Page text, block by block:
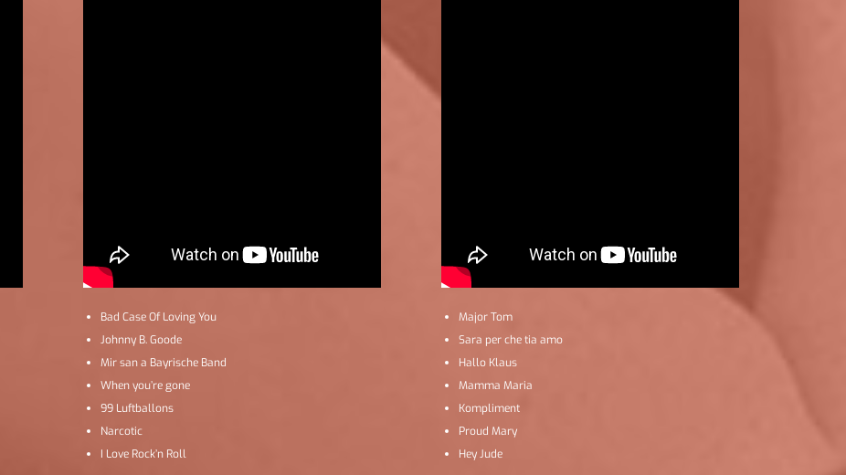
Bad Case Of Loving You
Johnny B. Goode
Mir san a Bayrische Band
When you’re gone
99 Luftballons
Narcotic
I Love Rock’n Roll
Major Tom
Sara per che tia amo
Hallo Klaus
Mamma Maria
Kompliment
Proud Mary
Hey Jude